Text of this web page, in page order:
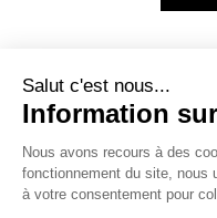
Écosystème
Carrières